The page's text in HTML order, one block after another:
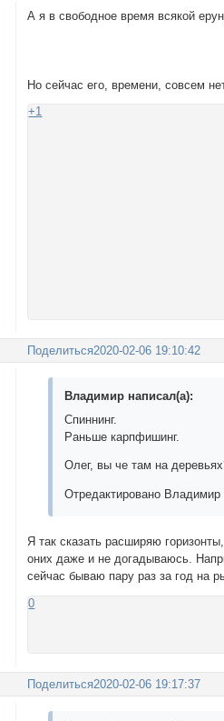
А я в свободное время всякой
Но сейчас его, времени, совсем
+1
Поделиться2020-02-06 19:10:42
Владимир написал(а):
Спиннинг.
Раньше карпфишинг.
Олег, вы че там на
Отредактировано Владимир
Я так сказать расширяю
оних даже и не догадываюсь.
сейчас бываю пару раз за год на
0
Поделиться2020-02-06 19:17:37